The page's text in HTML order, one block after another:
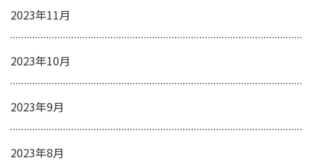
2023年11月
2023年10月
2023年9月
2023年8月